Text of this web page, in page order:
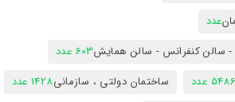
عدد
- سالن کنفرانس - سالن همایش603 عدد
عدد ساختمان دولتی ، سازمانی1428 عدد